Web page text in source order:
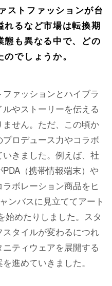
トファッションが台
れるなど市場は転換期
態も異なる中で、どの
でしょうか。
ァッションとハイブラ
やストーリーを伝える
せん。ただ、この頃か
ロデュース力やコラボ
きました。例えば、社
PDA（携帯情報端末）
ボレーション商品をヒ
ンバスに見立ててアート
始めたりしました。スタ
タイルが変わるにつれ
ティウェアを展開する
進めていきました。